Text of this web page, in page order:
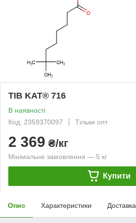
TIB KAT® 716
В наявності
Код: 2359370097
Тільки опт
2 369 ₴/кг
Мінімальне замовлення — 5 кг
Купити
Опис Характеристики Доставка